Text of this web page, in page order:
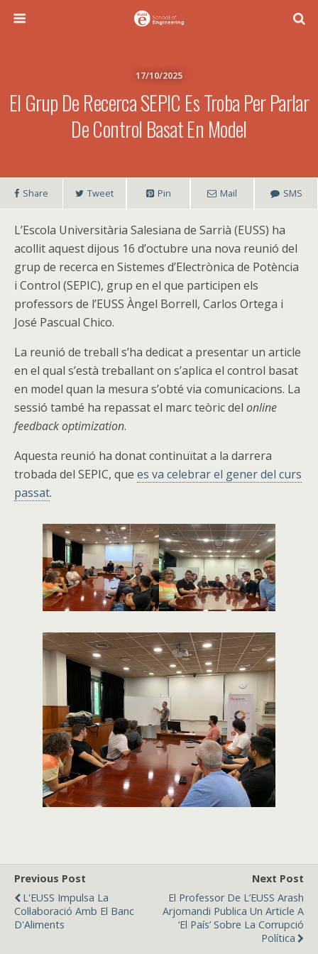
17/10/2025
El Grup De Recerca SEPIC Es Troba Per Parlar
De Control Basat En Model
Share Tweet Pin Mail SMS
L’Escola Universitària Salesiana de Sarrià (EUSS) ha
acollit aquest dijous 16 d’octubre una nova reunió del
grup de recerca en Sistemes d’Electrònica de Potència
i Control (SEPIC), grup en el que participen els
professors de l’EUSS Àngel Borrell, Carlos Ortega i
José Pascual Chico.
La reunió de treball s’ha dedicat a presentar un article
en el qual s’està treballant on s’aplica el control basat
en model quan la mesura s’obté via comunicacions. La
sessió també ha repassat el marc teòric del online
feedback optimization.
Aquesta reunió ha donat continuïtat a la darrera
trobada del SEPIC, que es va celebrar el gener del curs
passat.
Previous Post
L'EUSS Impulsa La
Col·laboració Amb El Banc
D'Aliments
Next Post
El Professor De L’EUSS Arash
Arjomandi Publica Un Article A
‘El País’ Sobre La Corrupció
Política